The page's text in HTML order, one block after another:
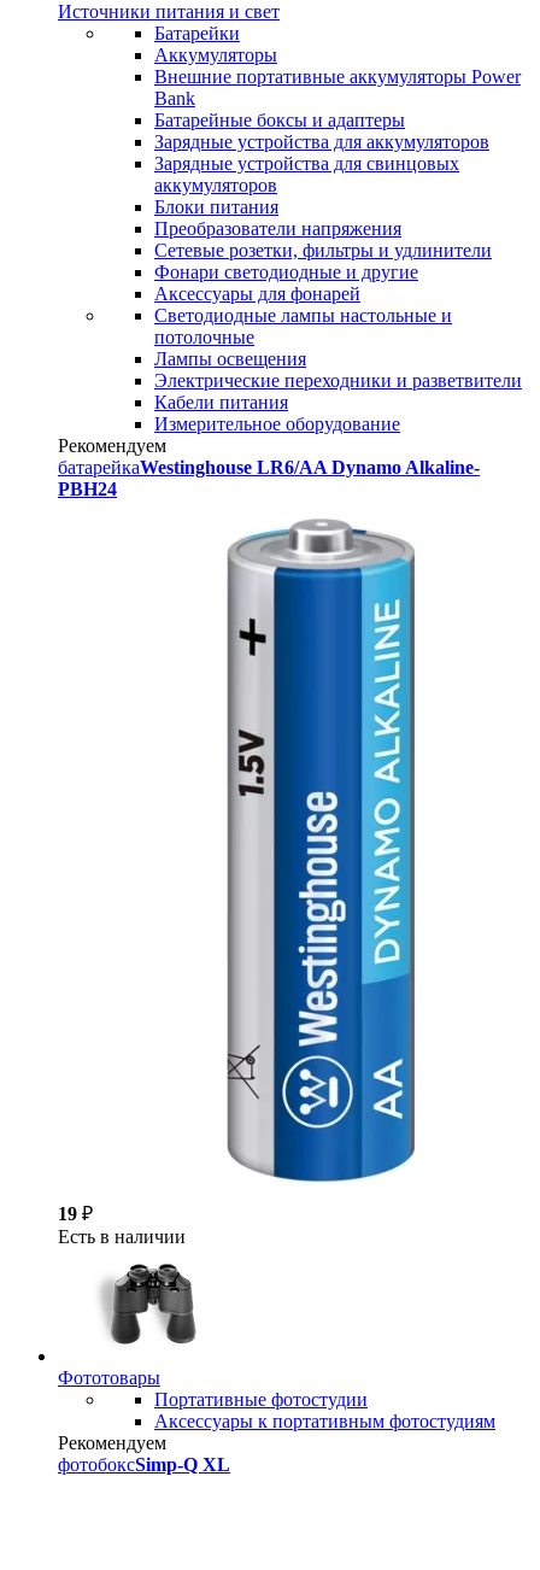
Источники питания и свет
Батарейки
Аккумуляторы
Внешние портативные аккумуляторы Power
Bank
Батарейные боксы и адаптеры
Зарядные устройства для аккумуляторов
Зарядные устройства для свинцовых
аккумуляторов
Блоки питания
Преобразователи напряжения
Сетевые розетки, фильтры и удлинители
Фонари светодиодные и другие
Аксессуары для фонарей
Светодиодные лампы настольные и
потолочные
Лампы освещения
Электрические переходники и разветвители
Кабели питания
Измерительное оборудование
Рекомендуем
батарейкаWestinghouse LR6/AA Dynamo Alkaline-
PBH24
19 ₽
Есть в наличии
Фототовары
Портативные фотостудии
Аксессуары к портативным фотостудиям
Рекомендуем
фотобоксSimp-Q XL